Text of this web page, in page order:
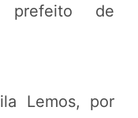
prefeito de
Lemos, por